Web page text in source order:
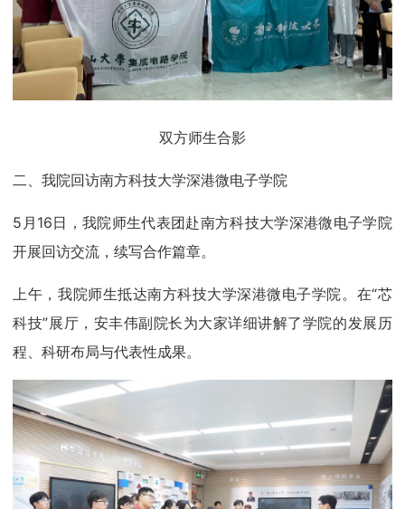
双方师生合影
二、我院回访南方科技大学深港微电子学院
5月16日，我院师生代表团赴南方科技大学深港微电子学院
开展回访交流，续写合作篇章。
上午，我院师生抵达南方科技大学深港微电子学院。在“芯
科技”展厅，安丰伟副院长为大家详细讲解了学院的发展历
程、科研布局与代表性成果。